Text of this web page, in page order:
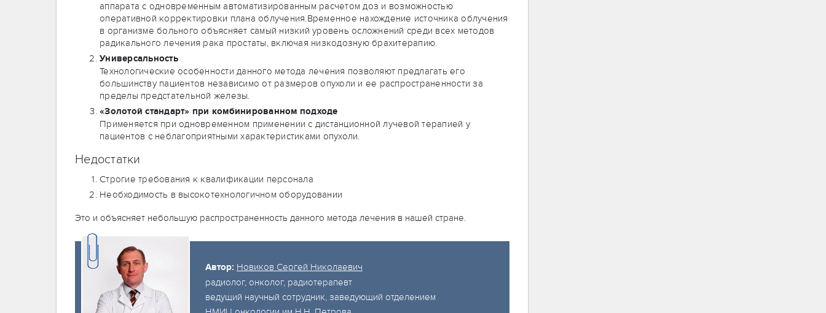
аппарата с одновременным автоматизированным расчетом доз и возможностью
оперативной корректировки плана облучения.Временное нахождение источника облучения
в организме больного объясняет самый низкий уровень осложнений среди всех методов
радикального лечения рака простаты, включая низкодозную брахитерапию.
Универсальность
Технологические особенности данного метода лечения позволяют предлагать его
большинству пациентов независимо от размеров опухоли и ее распространенности за
пределы предстательной железы.
«Золотой стандарт» при комбинированном подходе
Применяется при одновременном применении с дистанционной лучевой терапией у
пациентов с неблагоприятными характеристиками опухоли.
Недостатки
Строгие требования к квалификации персонала
Необходимость в высокотехнологичном оборудовании
Это и объясняет небольшую распространенность данного метода лечения в нашей стране.
Автор: Новиков Сергей Николаевич
радиолог, онколог, радиотерапевт
ведущий научный сотрудник, заведующий отделением